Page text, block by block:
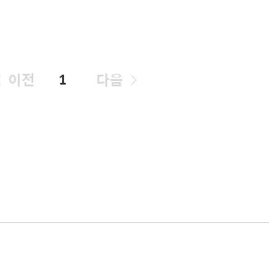
페
이전 1 다음